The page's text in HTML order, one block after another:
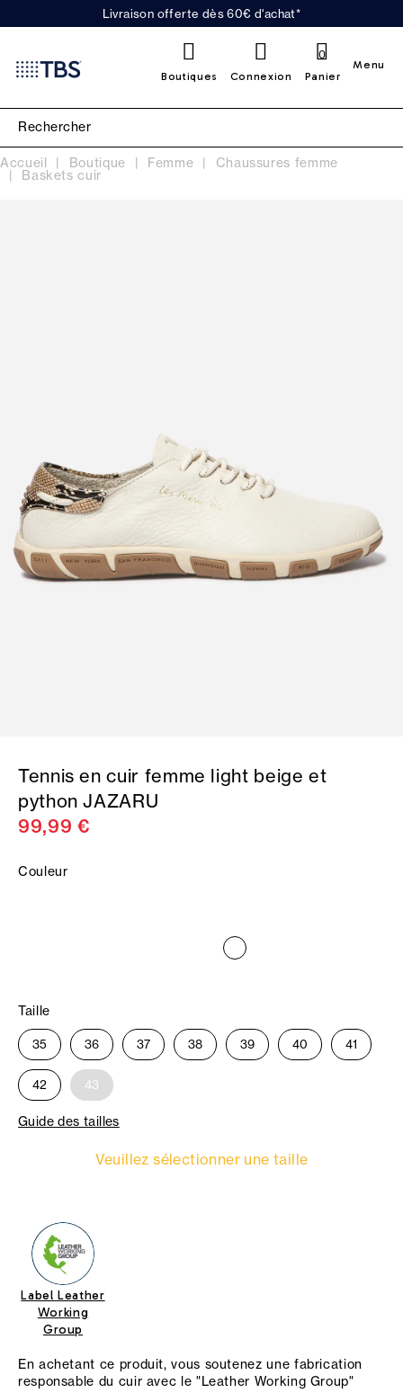
Livraison offerte dès 60€ d'achat*
Boutiques Connexion Panier
0
Menu
Accueil Boutique Femme Chaussures femme
Baskets cuir
Tennis en cuir femme light beige et
python JAZARU
99,99 €
Couleur
Taille
35 36 37 38 39 40 41
42 43
Guide des tailles
Veuillez sélectionner une taille
Label Leather
Working
Group
En achetant ce produit, vous soutenez une fabrication
responsable du cuir avec le "Leather Working Group"